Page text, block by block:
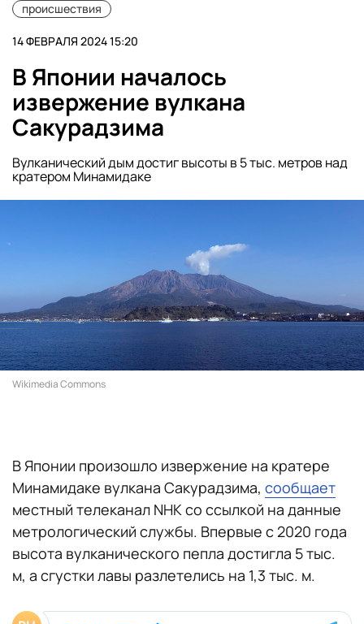
происшествия
14 ФЕВРАЛЯ 2024 15:20
В Японии началось
извержение вулкана
Сакурадзима
Вулканический дым достиг высоты в 5 тыс. метров над
кратером Минамидаке
Wikimedia Commons
В Японии произошло извержение на кратере
Минамидаке вулкана Сакурадзима, сообщает
местный телеканал NHK со ссылкой на данные
метрологический службы. Впервые с 2020 года
высота вулканического пепла достигла 5 тыс.
м, а сгустки лавы разлетелись на 1,3 тыс. м.